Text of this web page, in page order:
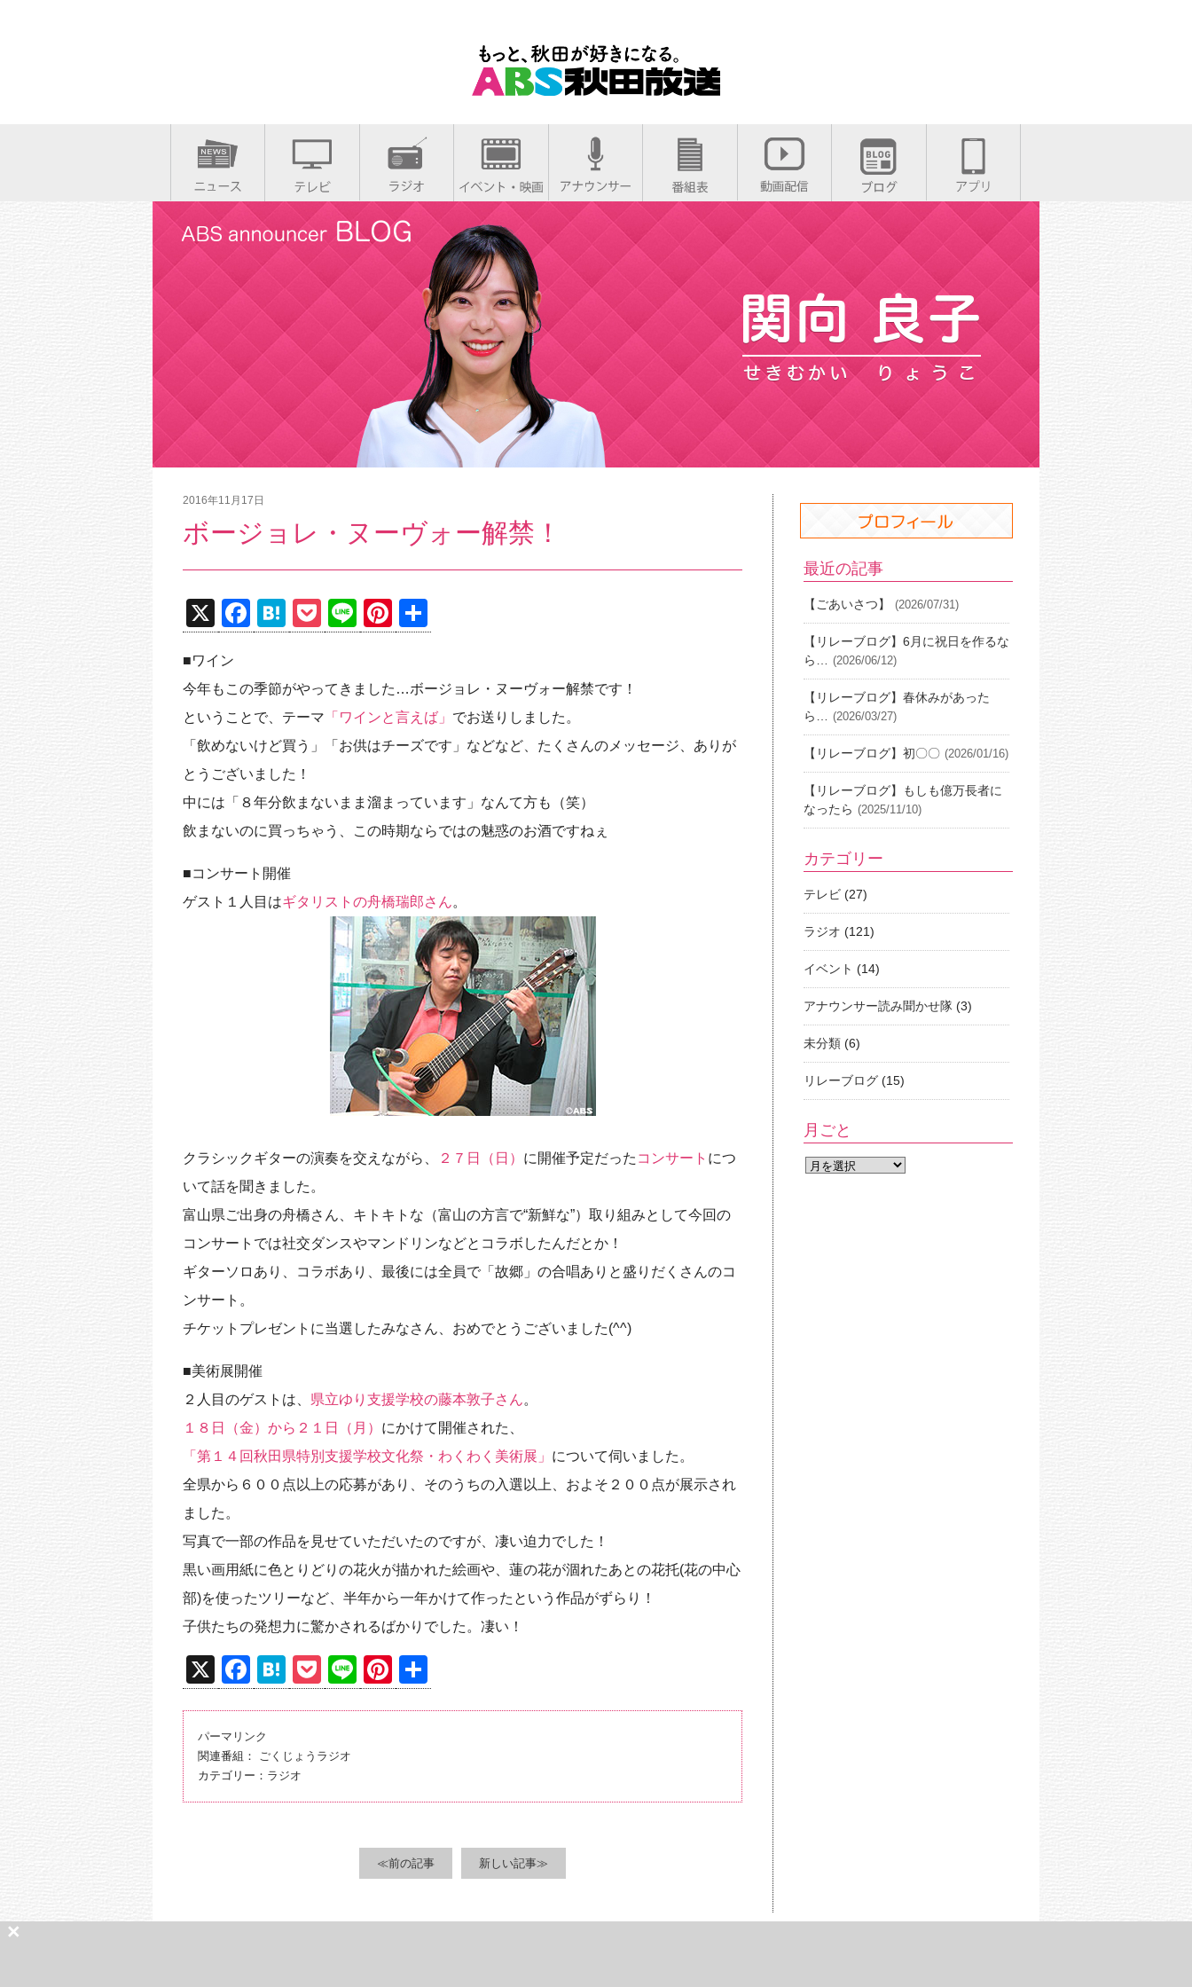
×
2016年11月17日
ボージョレ・ヌーヴォー解禁！
X
F
a
e
b
o
o
k
H
at
n
a
P
o
et
Li
n
Pi
nt
e
st
有
■ワイン
今年もこの季節がやってきました…ボージョレ・ヌーヴォー解禁です！
ということで、テーマ 「ワインと言えば」 でお送りしました。
「飲めないけど買う」「お供はチーズです」などなど、たくさんのメッセージ、ありが
とうございました！
中には「８年分飲まないまま溜まっています」なんて方も（笑）
飲まないのに買っちゃう、この時期ならではの魅惑のお酒ですねぇ
■コンサート開催
ゲスト１人目はギタリストの舟橋瑞郎さん。
クラシックギターの演奏を交えながら、 ２７日（日） に開催予定だった コンサート につ
いて話を聞きました。
富山県ご出身の舟橋さん、キトキトな（富山の方言で“新鮮な”）取り組みとして今回の
コンサートでは社交ダンスやマンドリンなどとコラボしたんだとか！
ギターソロあり、コラボあり、最後には全員で「故郷」の合唱ありと盛りだくさんのコ
ンサート。
チケットプレゼントに当選したみなさん、おめでとうございました(^^)
■美術展開催
２人目のゲストは、 県立ゆり支援学校の藤本敦子さん。
１８日（金）から２１日（月） にかけて開催された、
「第１４回秋田県特別支援学校文化祭・わくわく美術展」 について伺いました。
全県から６００点以上の応募があり、そのうちの入選以上、およそ２００点が展示され
ました。
写真で一部の作品を見せていただいたのですが、凄い迫力でした！
黒い画用紙に色とりどりの花火が描かれた絵画や、蓮の花が涸れたあとの花托(花の中心
部)を使ったツリーなど、半年から一年かけて作ったという作品がずらり！
子供たちの発想力に驚かされるばかりでした。凄い！
X
F
a
c
e
b
o
H
at
n
a
P
o
et
Li
n
Pi
nt 有
パーマリンク
関連番組：
ごくじょうラジオ
カテゴリー： ラジオ
≪前の記事 新しい記事≫
最近の記事
【ごあいさつ】 (2026/07/31)
【リレーブログ】6月に祝日を作るな
ら…
(2026/06/12)
【リレーブログ】春休みがあった
ら…
(2026/03/27)
【リレーブログ】初〇〇 (2026/01/16)
【リレーブログ】もしも億万長者に
なったら (2025/11/10)
カテゴリー
テレビ (27)
ラジオ (121)
イベント (14)
アナウンサー読み聞かせ隊 (3)
未分類 (6)
リレーブログ (15)
月ごと